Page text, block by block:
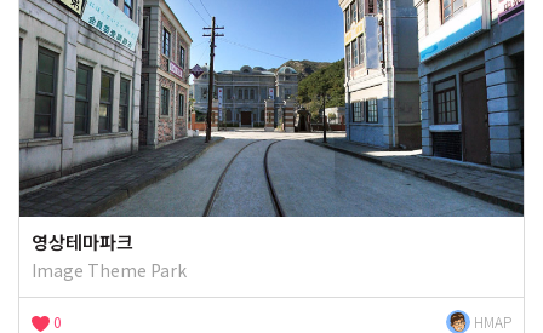
영상테마파크
Image Theme Park
0 HMAP